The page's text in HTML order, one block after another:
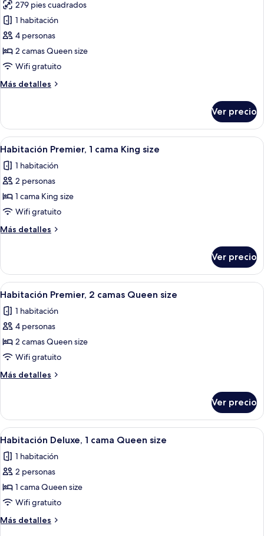
refrigerador
fotos
de
Habitación
doble
Premier,
2
camas
size,
refrigerador
279 pies cuadrados
1 habitación
4 personas
2 camas Queen size
Wifi gratuito
Más detalles
Más
doble
Premier,
2
Queen
size,
Ver precio
Abrir
todas
las
fotos
de
Habitación
Premier,
1
King
size
Una habitación de hotel moderna
3
Habitación Premier, 1 cama King size
1 habitación
2 personas
1 cama King size
Wifi gratuito
Más detalles
Más
Premier,
cama
size
Ver precio
Abrir
todas
las
fotos
de
Habitación
Premier,
2
Queen
size
Habitación de hotel con dos camas,
3
Habitación Premier, 2 camas Queen size
1 habitación
4 personas
2 camas Queen size
Wifi gratuito
Más detalles
Más
Premier,
camas
size
Ver precio
Abrir
todas
las
fotos
de
Habitación
Deluxe,
1
Una cama bien tendida con
2
Habitación Deluxe, 1 cama Queen size
1 habitación
2 personas
1 cama Queen size
Wifi gratuito
Más detalles
Más